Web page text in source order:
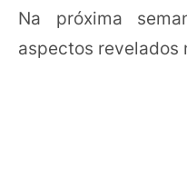
Na próxima
aspectos revelados